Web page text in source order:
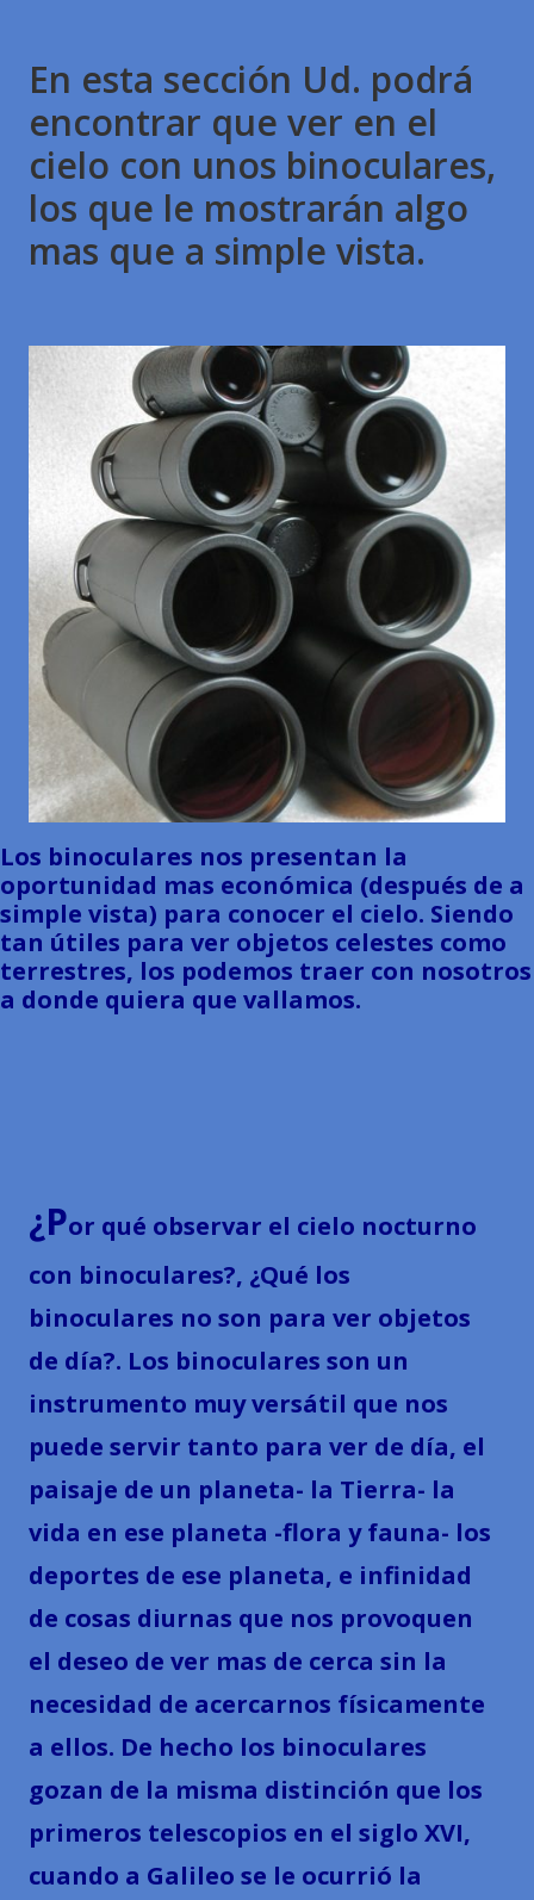
En esta sección Ud. podrá
encontrar que ver en el
cielo con unos binoculares,
los que le mostrarán algo
mas que a simple vista.
Los binoculares nos presentan la
oportunidad mas económica (después de a
simple vista) para conocer el cielo. Siendo
tan útiles para ver objetos celestes como
terrestres, los podemos traer con nosotros
a donde quiera que vallamos.
¿Por qué observar el cielo nocturno
con binoculares?, ¿Qué los
binoculares no son para ver objetos
de día?. Los binoculares son un
instrumento muy versátil que nos
puede servir tanto para ver de día, el
paisaje de un planeta- la Tierra- la
vida en ese planeta -flora y fauna- los
deportes de ese planeta, e infinidad
de cosas diurnas que nos provoquen
el deseo de ver mas de cerca sin la
necesidad de acercarnos físicamente
a ellos. De hecho los binoculares
gozan de la misma distinción que los
primeros telescopios en el siglo XVI,
cuando a Galileo se le ocurrió la